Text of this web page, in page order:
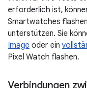
erforderlich ist,
Smartwatches
unterstützen. Sie
Image oder ein
Pixel Watch flashen.
Verbindungen